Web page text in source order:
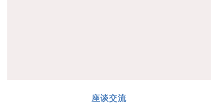
座谈交流